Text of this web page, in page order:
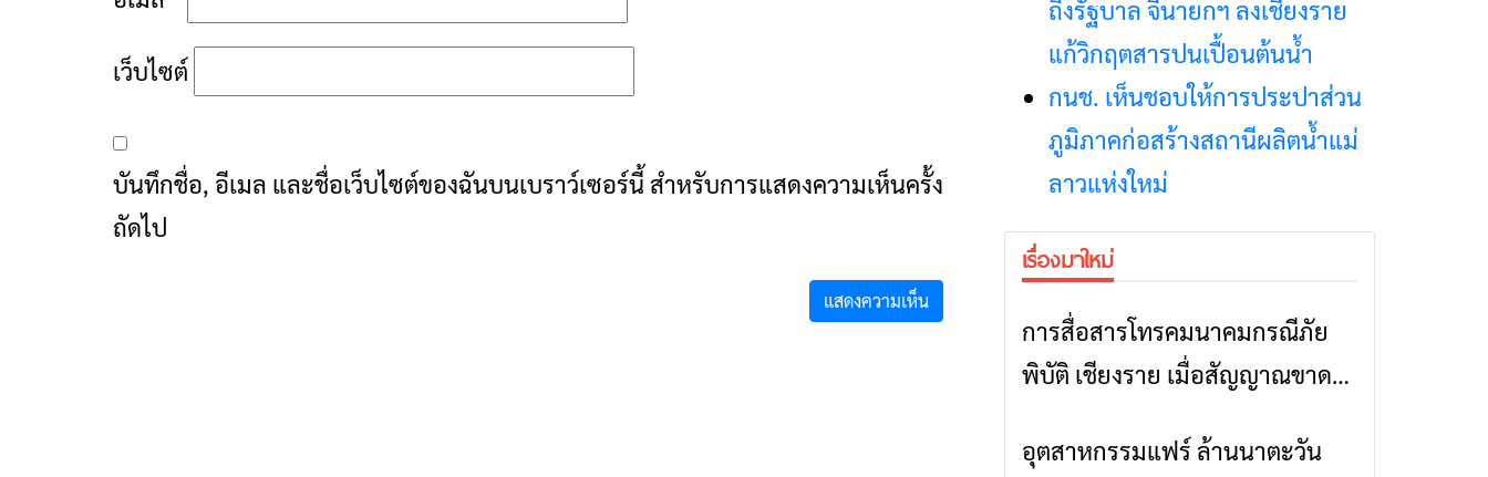
เว็บไซต์
บันทึกชื่อ, อีเมล และชื่อเว็บไซต์ของฉันบนเบราว์เซอร์นี้ สำหรับการแสดงความเห็นครั้ง
ถัดไป
ถึงรัฐบาล จี้นายกฯ ลงเชียงราย
แก้วิกฤตสารปนเปื้อนต้นน้ำ
กนช. เห็นชอบให้การประปาส่วน
ภูมิภาคก่อสร้างสถานีผลิตน้ำแม่
ลาวแห่งใหม่
เรื่องมาใหม่
ข่าวเชียงราย
การสื่อสารโทรคมนาคมกรณีภัย
พิบัติ เชียงราย เมื่อสัญญาณขาด
ข่าวเชียงราย
อุตสาหกรรมแฟร์ ล้านนาตะวัน